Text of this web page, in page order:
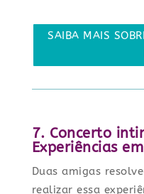
SAIBA MAIS
7. Concerto
Experiências
Duas amigas
realizar essa